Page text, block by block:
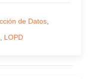
de Datos
LOPD